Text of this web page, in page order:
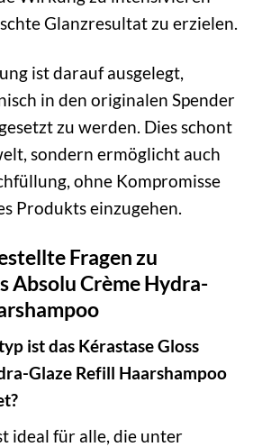
Glanzresultat zu erzielen.
ist darauf ausgelegt,
in den originalen Spender
zu werden. Dies schont
sondern ermöglicht auch
ohne Kompromisse
Produkts einzugehen.
Fragen zu
Absolu Crème Hydra-
ist das Kérastase Gloss
Glaze Refill Haarshampoo
ideal für alle, die unter